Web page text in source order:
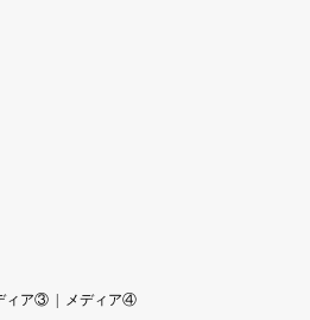
ィア③ メディア④